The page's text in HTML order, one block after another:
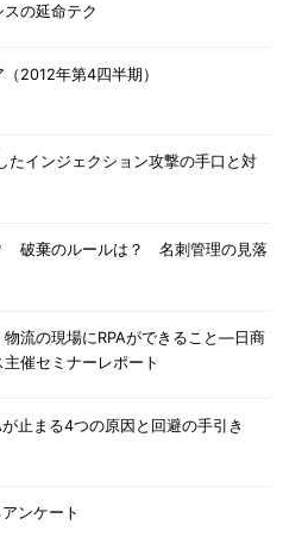
の延命テク
（2012年第4四半期）
たインジェクション攻撃の手口と対
破棄のルールは？ 名刺管理の見落
物流の現場にRPAができること―日商
催セミナーレポート
止まる4つの原因と回避の手引き
アンケート